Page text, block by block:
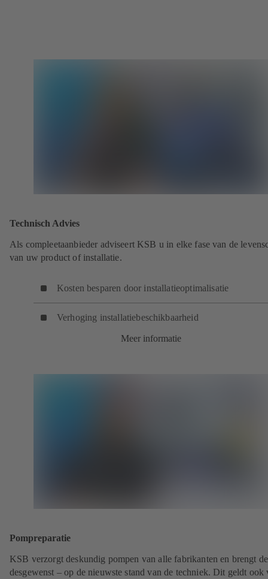
Technisch Advies
Als compleetaanbieder adviseert KSB u in elke fase van de
van uw product of installatie.
Kosten besparen door installatieoptimalisatie
Verhoging installatiebeschikbaarheid
Meer informatie
Pompreparatie
KSB verzorgt deskundig pompen van alle fabrikanten en brengt
desgewenst – op de nieuwste stand van de techniek. Dit geldt ook